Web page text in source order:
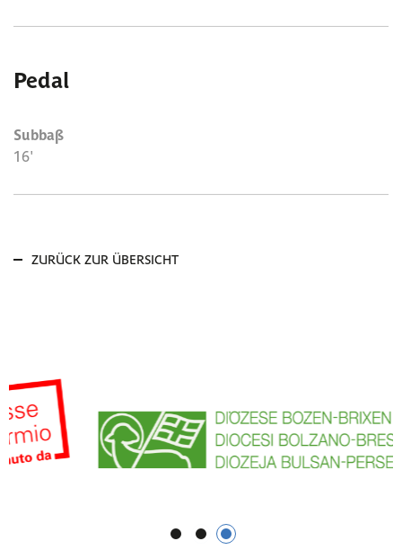
Pedal
Subbaß
16'
ZURÜCK ZUR ÜBERSICHT
1 2 3